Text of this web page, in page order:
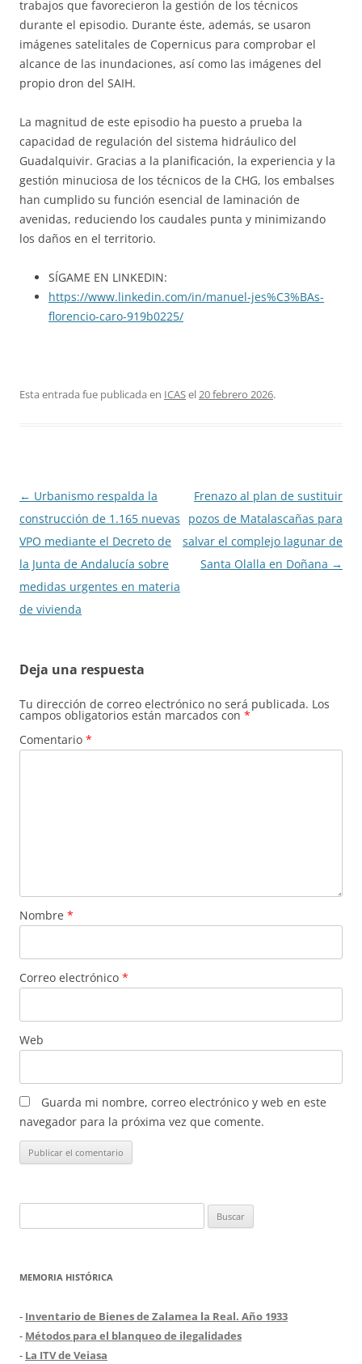
trabajos que favorecieron la gestión de los técnicos
durante el episodio. Durante éste, además, se usaron
imágenes satelitales de Copernicus para comprobar el
alcance de las inundaciones, así como las imágenes del
propio dron del SAIH.
La magnitud de este episodio ha puesto a prueba la
capacidad de regulación del sistema hidráulico del
Guadalquivir. Gracias a la planificación, la experiencia y la
gestión minuciosa de los técnicos de la CHG, los embalses
han cumplido su función esencial de laminación de
avenidas, reduciendo los caudales punta y minimizando
los daños en el territorio.
SÍGAME EN LINKEDIN:
https://www.linkedin.com/in/manuel-jes%C3%BAs-
florencio-caro-919b0225/
Esta entrada fue publicada en ICASel20 febrero 2026.
Navegación
de
entradas
← Urbanismo respalda la
construcción de 1.165 nuevas
VPO mediante el Decreto de
la Junta de Andalucía sobre
medidas urgentes en materia
de vivienda
Frenazo al plan de sustituir
pozos de Matalascañas para
salvar el complejo lagunar de
Santa Olalla en Doñana →
Deja una respuesta
Tu dirección de correo electrónico no será publicada. Los
campos obligatorios están marcados con *
Comentario *
Nombre *
Correo electrónico *
Web
Guarda mi nombre, correo electrónico y web en este
navegador para la próxima vez que comente.
MEMORIA HISTÓRICA
- Inventario de Bienes de Zalamea la Real. Año 1933
- Métodos para el blanqueo de ilegalidades
- La ITV de Veiasa